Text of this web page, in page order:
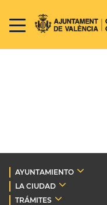
AYUNTAMIENTO
LA CIUDAD
TRÁMITES